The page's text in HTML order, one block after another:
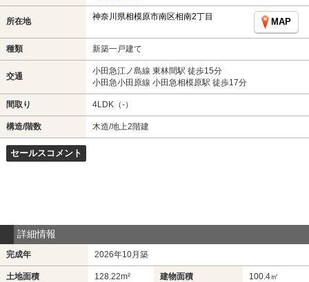
所在地 神奈川県相模原市南区相南2丁目
MAP
種類 新築一戸建て
交通
小田急江ノ島線 東林間駅 徒歩15分
小田急小田原線 小田急相模原駅 徒歩17分
間取り 4LDK（-）
構造/階数 木造/地上2階建
セールスコメント
詳細情報
完成年 2026年10月築
土地面積 128.22m² 建物面積 100.4㎡